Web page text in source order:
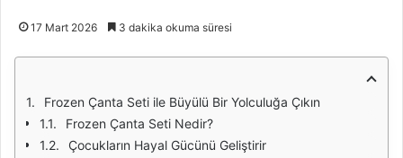
17 Mart 2026 3 dakika okuma süresi
Frozen Çanta Seti ile Büyülü Bir Yolculuğa Çıkın
Frozen Çanta Seti Nedir?
Çocukların Hayal Gücünü Geliştirir